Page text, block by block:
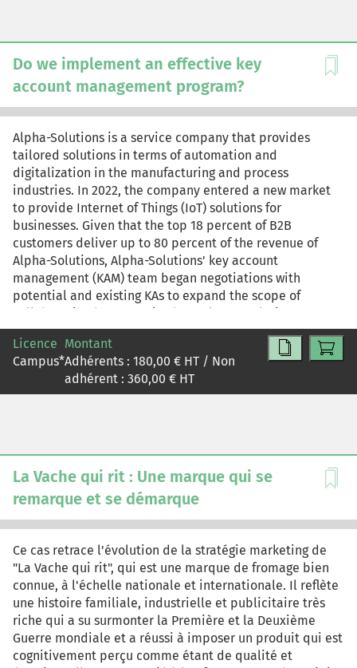
Do we implement an effective key
account management program?
Alpha-Solutions is a service company that provides
tailored solutions in terms of automation and
digitalization in the manufacturing and process
industries. In 2022, the company entered a new market
to provide Internet of Things (IoT) solutions for
businesses. Given that the top 18 percent of B2B
customers deliver up to 80 percent of the revenue of
Alpha-Solutions, Alpha-Solutions' key account
management (KAM) team began negotiations with
potential and existing KAs to expand the scope of
collaboration by proposing bespoke IoT solutions to
them. After two years, the B2B sales deputy of the
company asked the KAM team to present a summary
report on KAM performance that includes metrics and
measures indicating whether implementing KAM had a
Licence
Campus*
Montant
Adhérents : 180,00 € HT / Non
adhérent : 360,00 € HT
La Vache qui rit : Une marque qui se
remarque et se démarque
Ce cas retrace l'évolution de la stratégie marketing de
"La Vache qui rit", qui est une marque de fromage bien
connue, à l'échelle nationale et internationale. Il reflète
une histoire familiale, industrielle et publicitaire très
riche qui a su surmonter la Première et la Deuxième
Guerre mondiale et a réussi à imposer un produit qui est
cognitivement perçu comme étant de qualité et